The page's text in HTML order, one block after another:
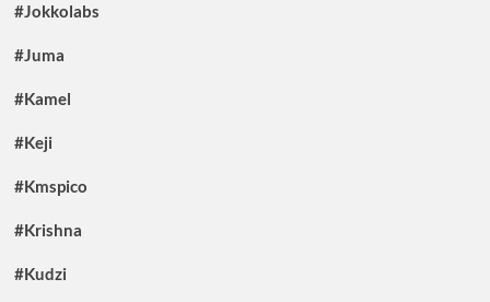
#Jokkolabs
#Juma
#Kamel
#Keji
#Kmspico
#Krishna
#Kudzi